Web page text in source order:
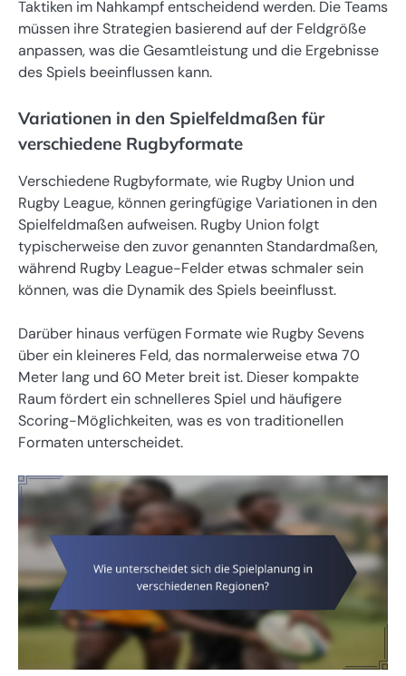
Taktiken im Nahkampf entscheidend werden. Die Teams
müssen ihre Strategien basierend auf der Feldgröße
anpassen, was die Gesamtleistung und die Ergebnisse
des Spiels beeinflussen kann.
Variationen in den Spielfeldmaßen für
verschiedene Rugbyformate
Verschiedene Rugbyformate, wie Rugby Union und
Rugby League, können geringfügige Variationen in den
Spielfeldmaßen aufweisen. Rugby Union folgt
typischerweise den zuvor genannten Standardmaßen,
während Rugby League-Felder etwas schmaler sein
können, was die Dynamik des Spiels beeinflusst.
Darüber hinaus verfügen Formate wie Rugby Sevens
über ein kleineres Feld, das normalerweise etwa 70
Meter lang und 60 Meter breit ist. Dieser kompakte
Raum fördert ein schnelleres Spiel und häufigere
Scoring-Möglichkeiten, was es von traditionellen
Formaten unterscheidet.